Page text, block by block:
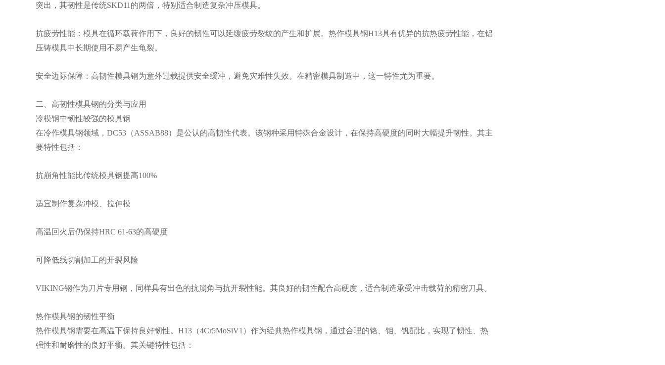
突出，其韧性是传统SKD11的两倍，特别适合制造复杂冲压模具。
抗疲劳性能：模具在循环载荷作用下，良好的韧性可以延缓疲劳裂纹的产生和扩展。热作模具钢H13具有优异的抗热疲劳性能，在铝
压铸模具中长期使用不易产生龟裂。
安全边际保障：高韧性模具钢为意外过载提供安全缓冲，避免灾难性失效。在精密模具制造中，这一特性尤为重要。
二、高韧性模具钢的分类与应用
冷模钢中韧性较强的模具钢
在冷作模具钢领域，DC53（ASSAB88）是公认的高韧性代表。该钢种采用特殊合金设计，在保持高硬度的同时大幅提升韧性。其主
要特性包括：
抗崩角性能比传统模具钢提高100%
适宜制作复杂冲模、拉伸模
高温回火后仍保持HRC 61-63的高硬度
可降低线切割加工的开裂风险
VIKING钢作为刀片专用钢，同样具有出色的抗崩角与抗开裂性能。其良好的韧性配合高硬度，适合制造承受冲击载荷的精密刀具。
热作模具钢的韧性平衡
热作模具钢需要在高温下保持良好韧性。H13（4Cr5MoSiV1）作为经典热作模具钢，通过合理的铬、钼、钒配比，实现了韧性、热
强性和耐磨性的良好平衡。其关键特性包括：